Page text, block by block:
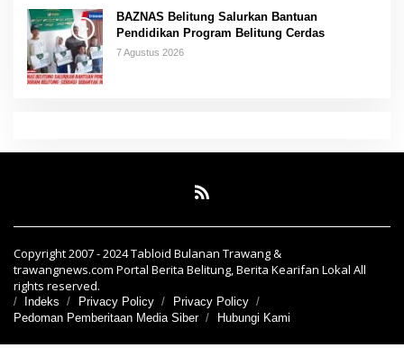
BAZNAS Belitung Salurkan Bantuan
Pendidikan Program Belitung Cerdas
7 Agustus 2026
Copyright 2007 - 2024 Tabloid Bulanan Trawang &
trawangnews.com Portal Berita Belitung, Berita Kearifan Lokal All
rights reserved.
Indeks Privacy Policy
Privacy Policy
Pedoman Pemberitaan Media Siber
Hubungi Kami